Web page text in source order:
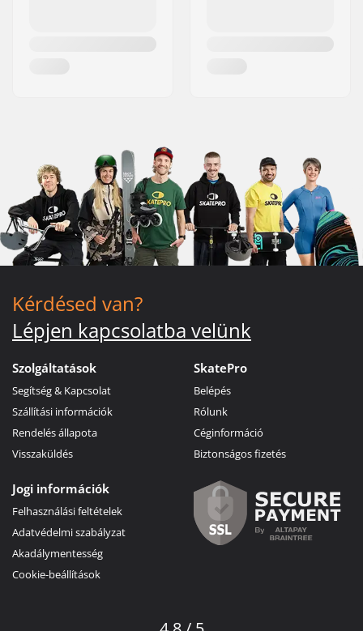
Kérdésed van?
Lépjen kapcsolatba velünk
Szolgáltatások
Segítség & Kapcsolat
Szállítási információk
Rendelés állapota
Visszaküldés
SkatePro
Belépés
Rólunk
Céginformáció
Biztonságos fizetés
Jogi információk
Felhasználási feltételek
Adatvédelmi szabályzat
Akadálymentesség
Cookie-beállítások